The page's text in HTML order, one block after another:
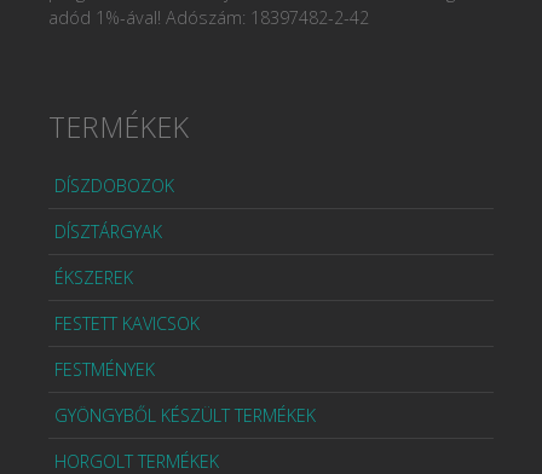
adód 1%-ával! Adószám: 18397482-2-42
TERMÉKEK
DÍSZDOBOZOK
DÍSZTÁRGYAK
ÉKSZEREK
FESTETT KAVICSOK
FESTMÉNYEK
GYÖNGYBŐL KÉSZÜLT TERMÉKEK
HORGOLT TERMÉKEK